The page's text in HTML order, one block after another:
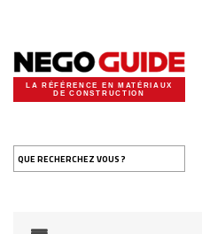
LA RÉFÉRENCE EN MATÉRIAUX
DE CONSTRUCTION
QUE RECHERCHEZ VOUS ?